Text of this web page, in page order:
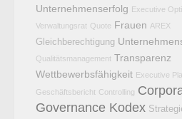
Unternehmenserfolg Executive
Verwaltungsrat Quote Frauen AREX
Gleichberechtigung
Qualitätsmanagement Transparenz
Wettbewerbsfähigkeit Executive
Geschäftsbericht Controlling
Governance Kodex